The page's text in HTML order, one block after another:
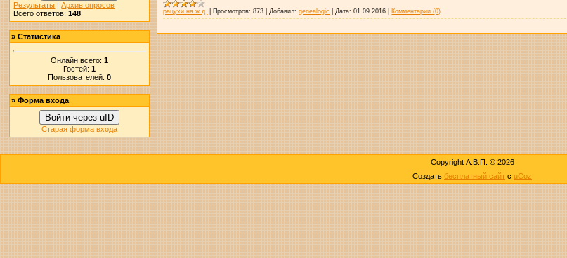
Результаты |Архив опросов
Всего ответов:148
»Статистика
Онлайн всего:1
Гостей:1
Пользователей:0
»Форма входа
Войти через uID
Старая форма входа
рацухи на ж.д. Просмотров: 873 |Добавил: genealogic |Дата: 01.09.2016 Комментарии (0)
Copyright А.В.П. © 2026
Создать бесплатный сайт с uCoz